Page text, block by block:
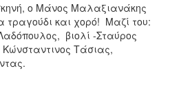
ο Μάνος Μαλαξιανάκης
τραγούδι και χορό! Μαζί του:
βιολί -Σταύρος
Τάσιας,